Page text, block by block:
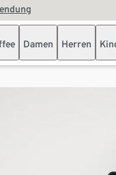
Damen Herren